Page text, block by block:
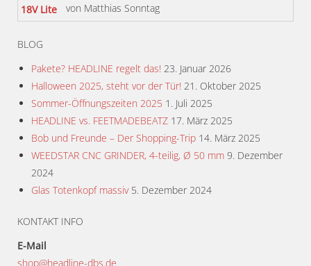
Bewertet
von Matthias Sonntag
BLOG
Pakete? HEADLINE regelt das! 23. Januar 2026
Halloween 2025, steht vor der Tür! 21. Oktober 2025
Sommer-Öffnungszeiten 2025 1. Juli 2025
HEADLINE vs. FEETMADEBEATZ 17. März 2025
Bob und Freunde – Der Shopping-Trip 14. März 2025
WEEDSTAR CNC GRINDER, 4-teilig, Ø 50 mm 9. Dezember
2024
Glas Totenkopf massiv 5. Dezember 2024
KONTAKT INFO
E-Mail
shop@headline-dbs.de